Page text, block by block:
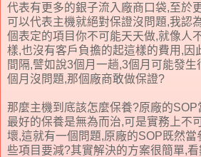
代表有更多的銀子流入廠商口袋,至於
可以代表主機就絕對保證沒問題,我認
個表定的項目你不可能天天做,就像人
樣,也沒有客戶負擔的起這樣的費用,因
間隔,譬如說3個月一趟,3個月可能發
個月沒問題,那個廠商敢做保證?
那麼主機到底該怎麼保養?原廠的
最好的保養是無為而治,可是實務上不
壞,這就有一個問題,原廠的SOP既然當
些項目要減?其實解決的方案很簡單,